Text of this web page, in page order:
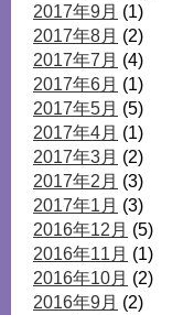
2017年9月 (1)
2017年8月 (2)
2017年7月 (4)
2017年6月 (1)
2017年5月 (5)
2017年4月 (1)
2017年3月 (2)
2017年2月 (3)
2017年1月 (3)
2016年12月 (5)
2016年11月 (1)
2016年10月 (2)
2016年9月 (2)